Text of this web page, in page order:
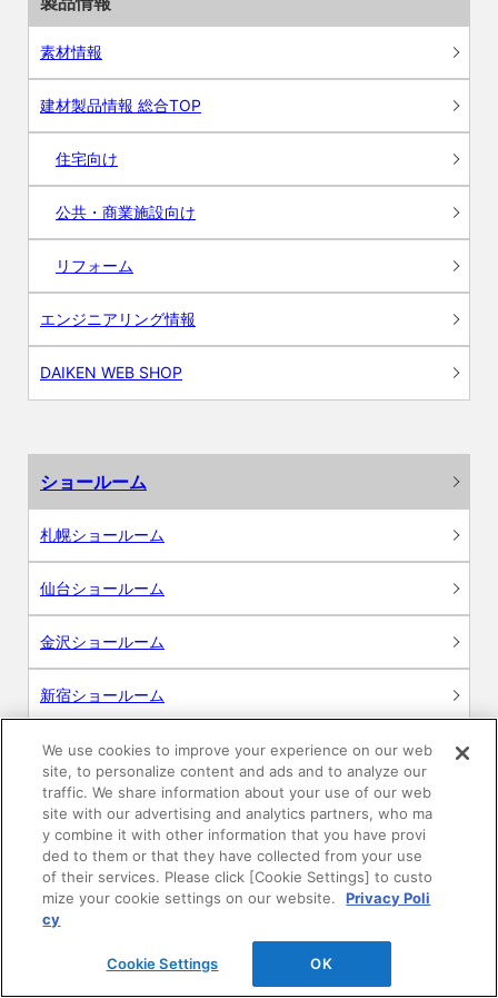
素材情報
建材製品情報 総合TOP
住宅向け
公共・商業施設向け
リフォーム
エンジニアリング情報
DAIKEN WEB SHOP
ショールーム
札幌ショールーム
仙台ショールーム
金沢ショールーム
新宿ショールーム
名古屋ショールーム
大阪ショールーム
広島ショールーム
高松ショールーム
福岡ショールーム
We use cookies to improve your experience on our web
site, to personalize content and ads and to analyze our
traffic. We share information about your use of our web
site with our advertising and analytics partners, who ma
y combine it with other information that you have provi
ded to them or that they have collected from your use
of their services. Please click [Cookie Settings] to custo
mize your cookie settings on our website.
Privacy Poli
cy
Cookie Settings OK